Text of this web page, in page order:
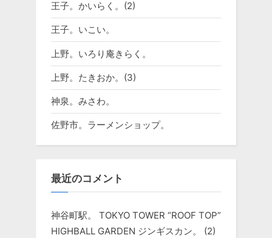
王子。かいらく。(2)
王子。いこい。
上野。いろり庵きらく。
上野。たきおか。(3)
神泉。みさわ。
佐野市。ラーメンショップ。
最近のコメント
神谷町駅。 TOKYO TOWER “ROOF TOP”
HIGHBALL GARDEN ジンギスカン。 (2)